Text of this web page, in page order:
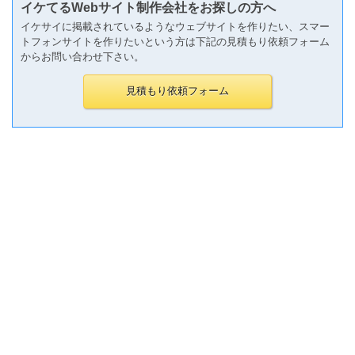
イケてるWebサイト制作会社をお探しの方へ
イケサイに掲載されているようなウェブサイトを作りたい、スマー
トフォンサイトを作りたいという方は下記の見積もり依頼フォーム
からお問い合わせ下さい。